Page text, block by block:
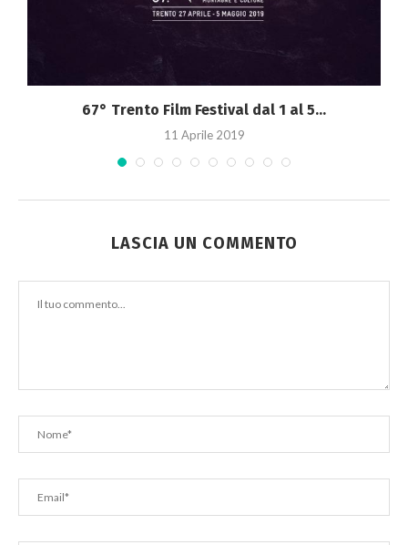
67° Trento Film Festival dal 1 al 5...
11 Aprile 2019
LASCIA UN COMMENTO